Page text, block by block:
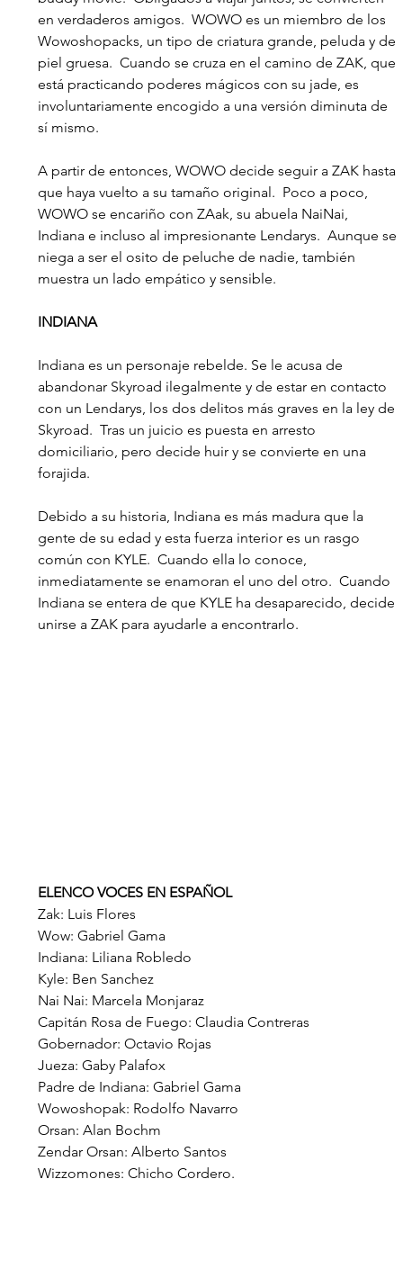
en verdaderos amigos.  WOWO es un miembro de los
Wowoshopacks, un tipo de criatura grande, peluda y de
piel gruesa.  Cuando se cruza en el camino de ZAK, que
está practicando poderes mágicos con su jade, es
involuntariamente encogido a una versión diminuta de
sí mismo.
A partir de entonces, WOWO decide seguir a ZAK hasta
que haya vuelto a su tamaño original.  Poco a poco,
WOWO se encariño con ZAak, su abuela NaiNai,
Indiana e incluso al impresionante Lendarys.  Aunque se
niega a ser el osito de peluche de nadie, también
muestra un lado empático y sensible.
INDIANA
Indiana es un personaje rebelde. Se le acusa de
abandonar Skyroad ilegalmente y de estar en contacto
con un Lendarys, los dos delitos más graves en la ley de
Skyroad.  Tras un juicio es puesta en arresto
domiciliario, pero decide huir y se convierte en una
forajida.
Debido a su historia, Indiana es más madura que la
gente de su edad y esta fuerza interior es un rasgo
común con KYLE.  Cuando ella lo conoce,
inmediatamente se enamoran el uno del otro.  Cuando
Indiana se entera de que KYLE ha desaparecido, decide
unirse a ZAK para ayudarle a encontrarlo.
ELENCO VOCES EN ESPAÑOL
Zak: Luis Flores
Wow: Gabriel Gama
Indiana: Liliana Robledo
Kyle: Ben Sanchez
Nai Nai: Marcela Monjaraz
Capitán Rosa de Fuego: Claudia Contreras
Gobernador: Octavio Rojas
Jueza: Gaby Palafox
Padre de Indiana: Gabriel Gama
Wowoshopak: Rodolfo Navarro
Orsan: Alan Bochm
Zendar Orsan: Alberto Santos
Wizzomones: Chicho Cordero.